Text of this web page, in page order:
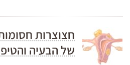
חצוצרות
של הבעיה